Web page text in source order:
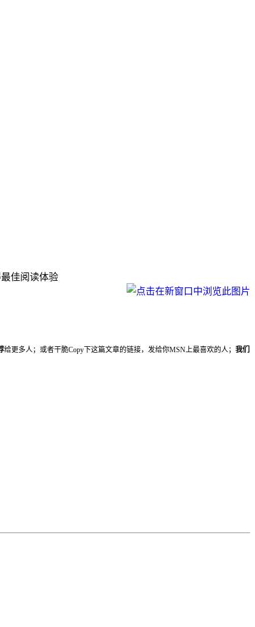
佳阅读体验
给更多人；或者干脆Copy下这篇文章的链接，发给你MSN上最喜欢的人； 我们